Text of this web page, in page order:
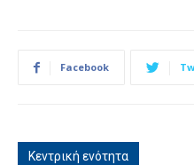
Facebook
Κεντρική ενότητα